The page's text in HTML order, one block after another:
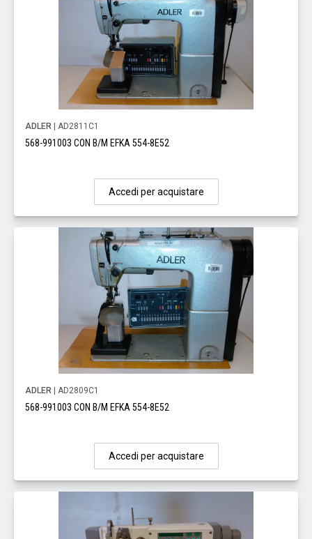
ADLER | AD2811C1
568-991003 CON B/M EFKA 554-8E52
Accedi per acquistare
ADLER | AD2809C1
568-991003 CON B/M EFKA 554-8E52
Accedi per acquistare